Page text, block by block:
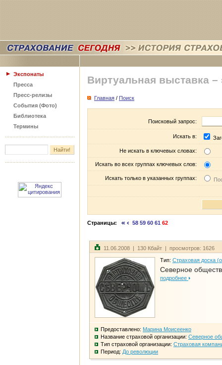
Экспонаты
Пресса
Пресс-релизы
События (Фото)
Библиотека
Термины
Виртуальная выставка –
Главная / Поиск
Поисковый запрос:
Искать в:
Не искать в ключевых словах:
Искать во всех группах ключевых слов:
Искать только в указанных группах:
Страницы: 58 59 60 61 62
11.06.2008 | 130 Кбайт | просмотров: 1626
Тип: Страховая доска
Северное
подробнее
Предоставлено: Марина Моисеенко
Название страховой организации: Северное
Тип страховой организации: Страховая
Период: До революции